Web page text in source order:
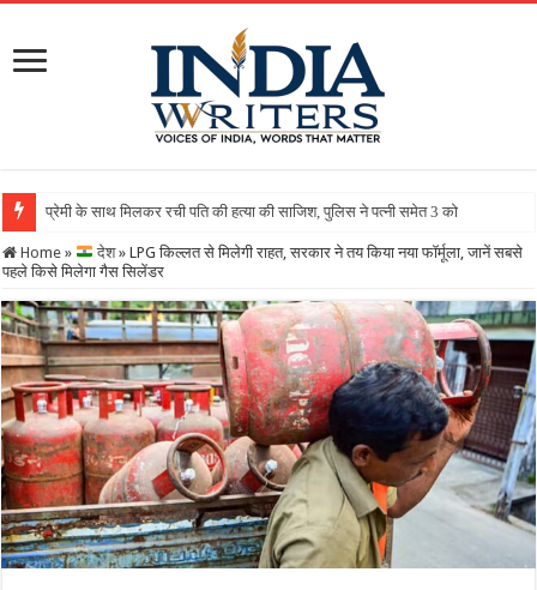
Home » देश » LPG किल्लत से मिलेगी राहत, सरकार ने तय किया नया फॉर्मूला, जानें सबसे
पहले किसे मिलेगा गैस सिलेंडर